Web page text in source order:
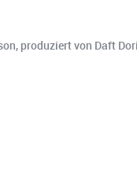
produziert von Daft